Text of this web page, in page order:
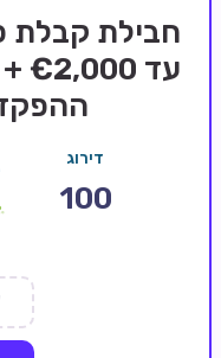
בלאקג'ק אונליין
בונוסים בקזינו אונליין
דירוג
100